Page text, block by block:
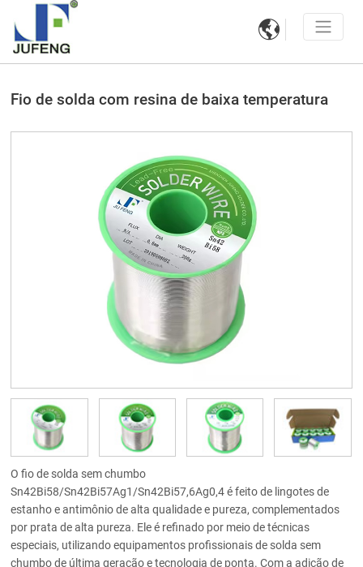

Fio de solda com resina de baixa temperatura
O fio de solda sem chumbo
Sn42Bi58/Sn42Bi57Ag1/Sn42Bi57,6Ag0,4 é feito de lingotes de
estanho e antimônio de alta qualidade e pureza, complementados
por prata de alta pureza. Ele é refinado por meio de técnicas
especiais, utilizando equipamentos profissionais de solda sem
chumbo de última geração e tecnologia de ponta. Com a adição de